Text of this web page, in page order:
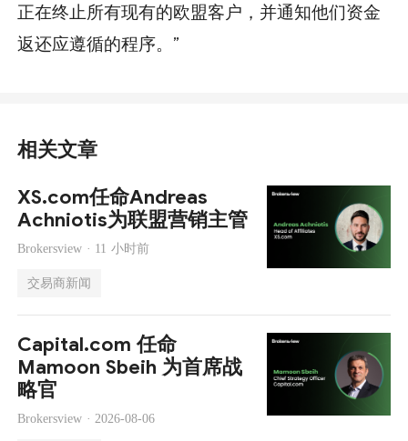
正在终止所有现有的欧盟客户，并通知他们资金
返还应遵循的程序。”
相关文章
XS.com任命Andreas
Achniotis为联盟营销主管
Brokersview · 11 小时前
交易商新闻
Capital.com 任命
Mamoon Sbeih 为首席战
略官
Brokersview · 2026-08-06